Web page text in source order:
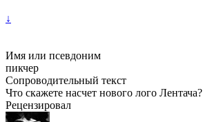
↓
Имя или псевдоним
пикчер
Сопроводительный текст
Что скажете насчет нового лого Лентача?
Рецензировал